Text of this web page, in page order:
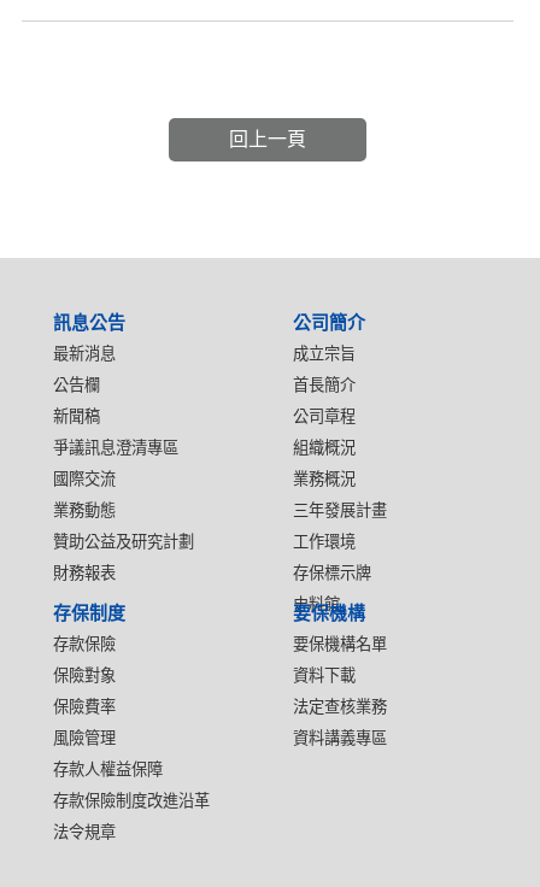
回上一頁
訊息公告
最新消息
公告欄
新聞稿
爭議訊息澄清專區
國際交流
業務動態
贊助公益及研究計劃
財務報表
公司簡介
成立宗旨
首長簡介
公司章程
組織概況
業務概況
三年發展計畫
工作環境
存保標示牌
史料館
存保制度
存款保險
保險對象
保險費率
風險管理
存款人權益保障
存款保險制度改進沿革
法令規章
要保機構
要保機構名單
資料下載
法定查核業務
資料講義專區